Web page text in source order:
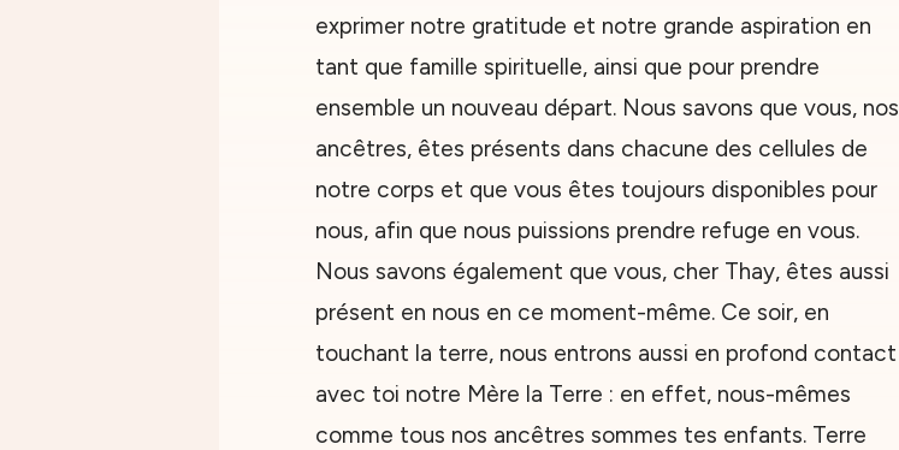
exprimer notre gratitude et notre grande aspiration en
tant que famille spirituelle, ainsi que pour prendre
ensemble un nouveau départ. Nous savons que vous, nos
ancêtres, êtes présents dans chacune des cellules de
notre corps et que vous êtes toujours disponibles pour
nous, afin que nous puissions prendre refuge en vous.
Nous savons également que vous, cher Thay, êtes aussi
présent en nous en ce moment-même. Ce soir, en
touchant la terre, nous entrons aussi en profond contact
avec toi notre Mère la Terre : en effet, nous-mêmes
comme tous nos ancêtres sommes tes enfants. Terre